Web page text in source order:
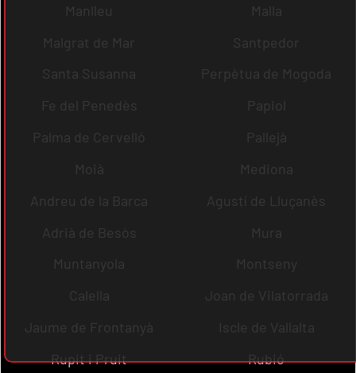
Manlleu
Malla
Malgrat de Mar
Santpedor
Santa Susanna
Perpètua de Mogoda
Fe del Penedès
Papiol
Palma de Cervelló
Pallejà
Moià
Mediona
Andreu de la Barca
Agustí de Lluçanès
Adrià de Besòs
Mura
Muntanyola
Montseny
Calella
Joan de Vilatorrada
Jaume de Frontanyà
Iscle de Vallalta
Rupit i Pruit
Rubió